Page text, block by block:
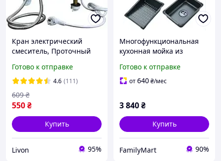
Кран электрический
смеситель, Проточный
,для дачи Бойлер
,нижнее подключение
Готово к отправке
4.6 (111)
550₴
609 ₴
Купить
Livon 95%
Многофункциональная
кухонная мойка из
652, врезная раковина,
размер 720х430 мм Black
Готово к отправке
от640₴/мес
3 840₴
Купить
FamilyMart 90%